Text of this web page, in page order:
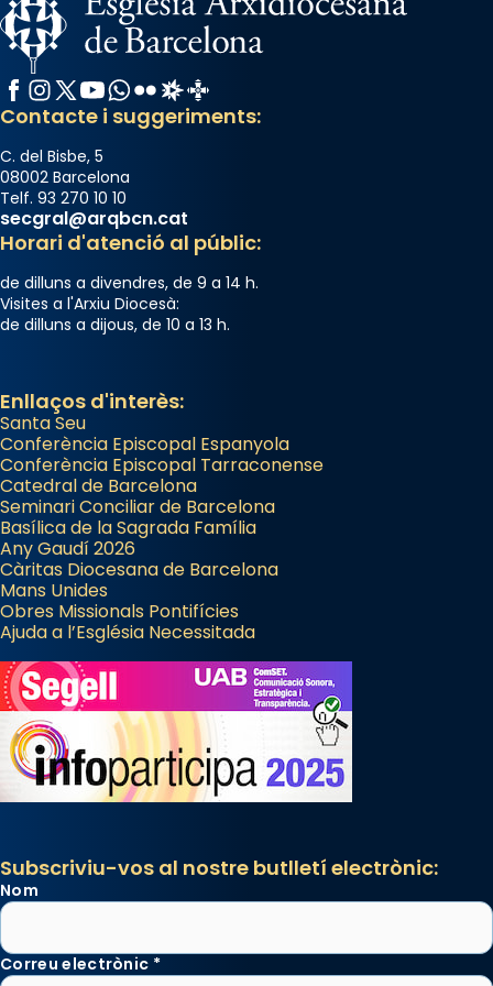
Facebook
Instagram
X / Twitter
YouTube
WhatsApp
FlickrRadio Estel
Catalunya Cristiana
Contacte i suggeriments:
C. del Bisbe, 5
08002 Barcelona
Telf. 93 270 10 10
secgral@arqbcn.cat
Horari d'atenció al públic:
de dilluns a divendres, de 9 a 14 h.
Visites a l'Arxiu Diocesà:
de dilluns a dijous, de 10 a 13 h.
Enllaços d'interès:
Santa Seu
Conferència Episcopal Espanyola
Conferència Episcopal Tarraconense
Catedral de Barcelona
Seminari Conciliar de Barcelona
Basílica de la Sagrada Família
Any Gaudí 2026
Càritas Diocesana de Barcelona
Mans Unides
Obres Missionals Pontifícies
Ajuda a l’Església Necessitada
Subscriviu-vos al nostre butlletí electrònic:
Nom
Correu electrònic *